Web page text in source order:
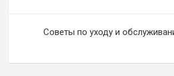
записям
Советы по уходу и